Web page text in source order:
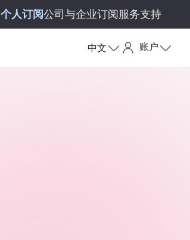
个人订阅公司与企业订阅服务支持
中文 账户